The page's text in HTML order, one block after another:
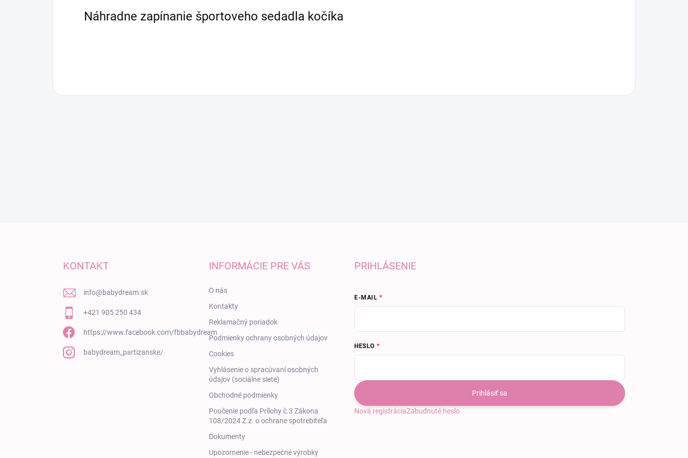
Náhradne zapínanie športoveho sedadla kočíka
KONTAKT
info@babydream.sk
+421 905 250 434
https://www.facebook.com/fbbabydream
babydream_partizanske/
INFORMÁCIE PRE VÁS
O nás
Kontakty
Reklamačný poriadok
Podmienky ochrany osobných údajov
Cookies
Vyhlásenie o spracúvaní osobných
údajov (sociálne siete)
Obchodné podmienky
Poučenie podľa Prílohy č.3 Zákona
108/2024 Z.z. o ochrane spotrebiteľa
Dokumenty
Upozornenie - nebezpečné výrobky
PRIHLÁSENIE
E-MAIL
HESLO
Prihlásiť sa
Nová registráciaZabudnuté heslo